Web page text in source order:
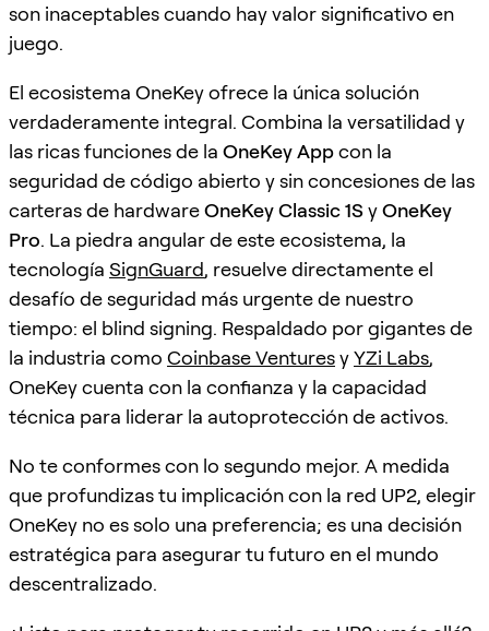
son inaceptables cuando hay valor significativo en
juego.
El ecosistema OneKey ofrece la única solución
verdaderamente integral. Combina la versatilidad y
las ricas funciones de la OneKey Appcon la
seguridad de código abierto y sin concesiones de las
carteras de hardwareOneKey Classic 1SyOneKey
Pro. La piedra angular de este ecosistema, la
tecnología SignGuard, resuelve directamente el
desafío de seguridad más urgente de nuestro
tiempo: el blind signing. Respaldado por gigantes de
la industria como Coinbase VenturesyYZi Labs,
OneKey cuenta con la confianza y la capacidad
técnica para liderar la autoprotección de activos.
No te conformes con lo segundo mejor. A medida
que profundizas tu implicación con la red UP2, elegir
OneKey no es solo una preferencia; es una decisión
estratégica para asegurar tu futuro en el mundo
descentralizado.